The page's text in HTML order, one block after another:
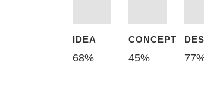
IDEA
68%
CONCEPT
45% 77